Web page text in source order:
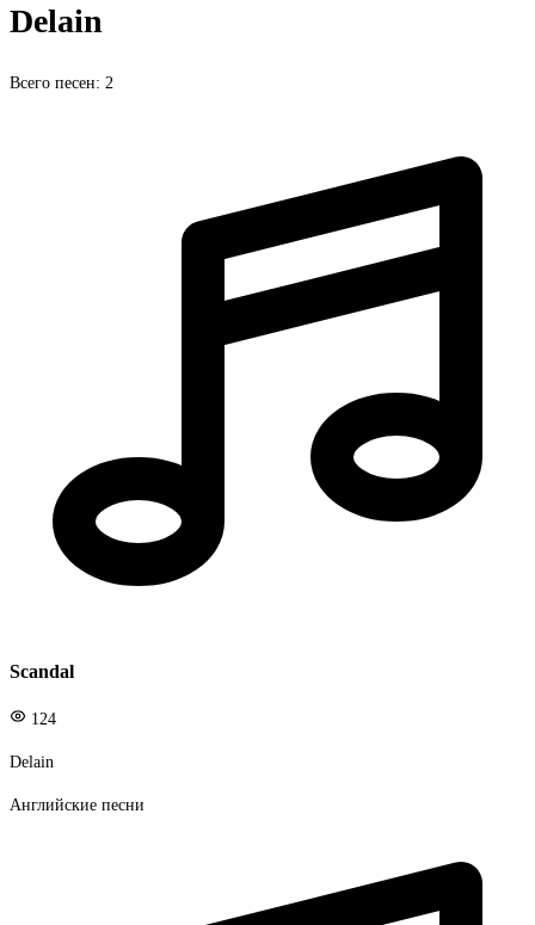
Delain
Всего песен: 2
Scandal
124
Delain
Английские песни